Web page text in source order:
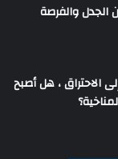
الجدل والفرصة
الاحتراق ، هل أصبح